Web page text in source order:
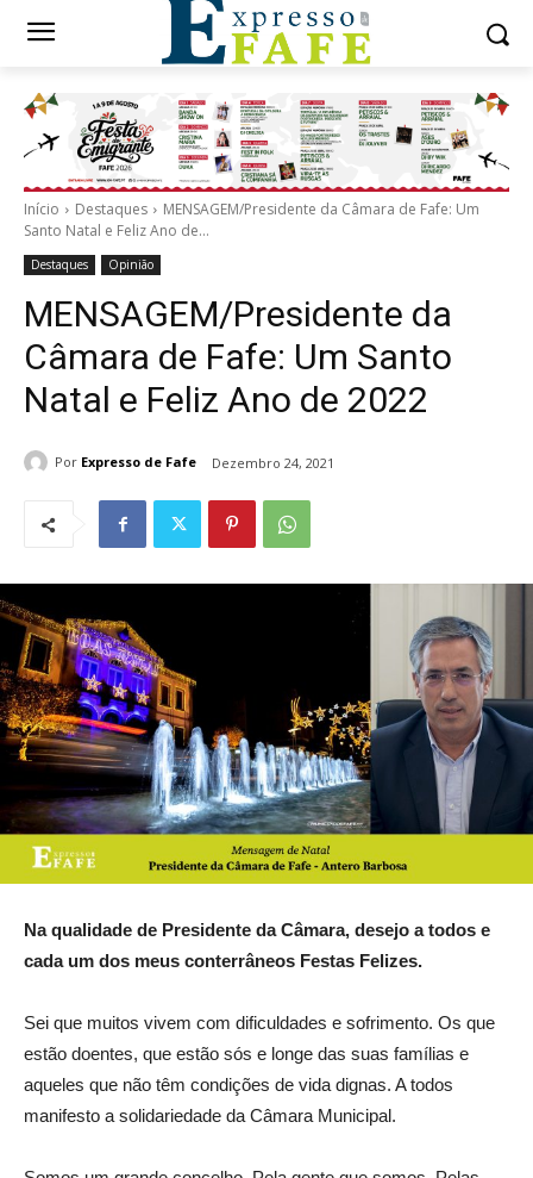
Início Destaques
MENSAGEM/Presidente da Câmara de Fafe: Um
Santo Natal e Feliz Ano de...
Destaques Opinião
MENSAGEM/Presidente da
Câmara de Fafe: Um Santo
Natal e Feliz Ano de 2022
Por Expresso de Fafe Dezembro 24, 2021
Na qualidade de Presidente da Câmara, desejo a todos e
cada um dos meus conterrâneos Festas Felizes.
Sei que muitos vivem com dificuldades e sofrimento. Os que
estão doentes, que estão sós e longe das suas famílias e
aqueles que não têm condições de vida dignas. A todos
manifesto a solidariedade da Câmara Municipal.